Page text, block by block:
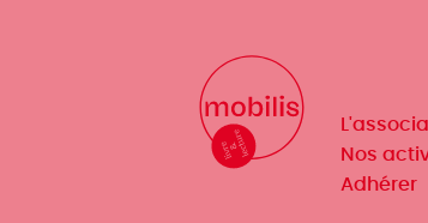
Nos
Adhérer
Nos
Adhérer